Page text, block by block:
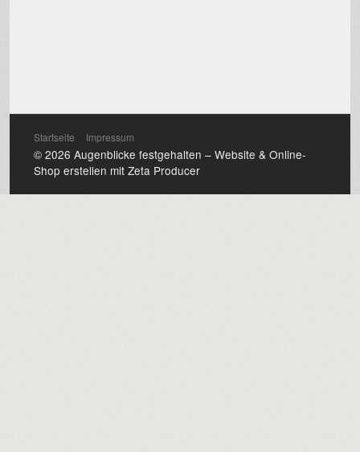
Startseite Impressum
© 2026 Augenblicke festgehalten – Website & Online-
Shop erstellen mit Zeta Producer